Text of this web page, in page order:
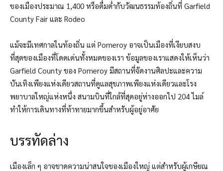
ของเมืองประมาณ 1,400 หรือดื่มด่ำกับวัฒนธรรมท้องถิ่นที่ Garfield
County Fair และ Rodeo
แม้จะมีเทศกาลในท้องถิ่น แต่ Pomeroy อาจเป็นเมืองที่เงียบสงบ
ที่สุดของเมืองที่โดดเด่นทั้งหมดของเรา ข้อมูลของเราแสดงให้เห็นว่า
Garfield County ของ Pomeroy มีสถานที่จัดงานศิลปะและความ
บันเทิงเพียงแห่งเดียวสถานที่ดูแลสุขภาพเพียงแห่งเดียวและโรง
พยาบาลใหญ่แห่งหนึ่ง สนามบินที่ใกล้ที่สุดอยู่ห่างออกไป 204 ไมล์
ทำให้การเดินทางที่ท้าทายมากขึ้นสำหรับผู้อยู่อาศัย
บรรทัดล่าง
เมืองเล็ก ๆ อาจขาดความน่าสนใจของเมืองใหญ่ แต่สำหรับผู้เกษียณ